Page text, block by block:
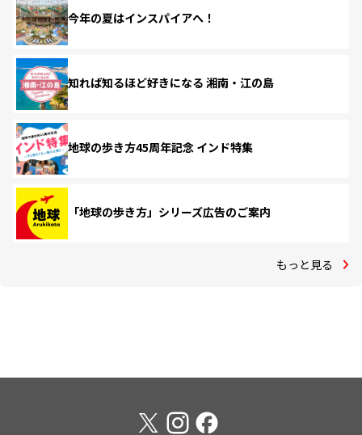
今年の夏はインスパイアへ！
知れば知るほど好きになる 湘南・江の島
地球の歩き方45周年記念 インド特集
「地球の歩き方」シリーズ広告のご案内
もっと見る